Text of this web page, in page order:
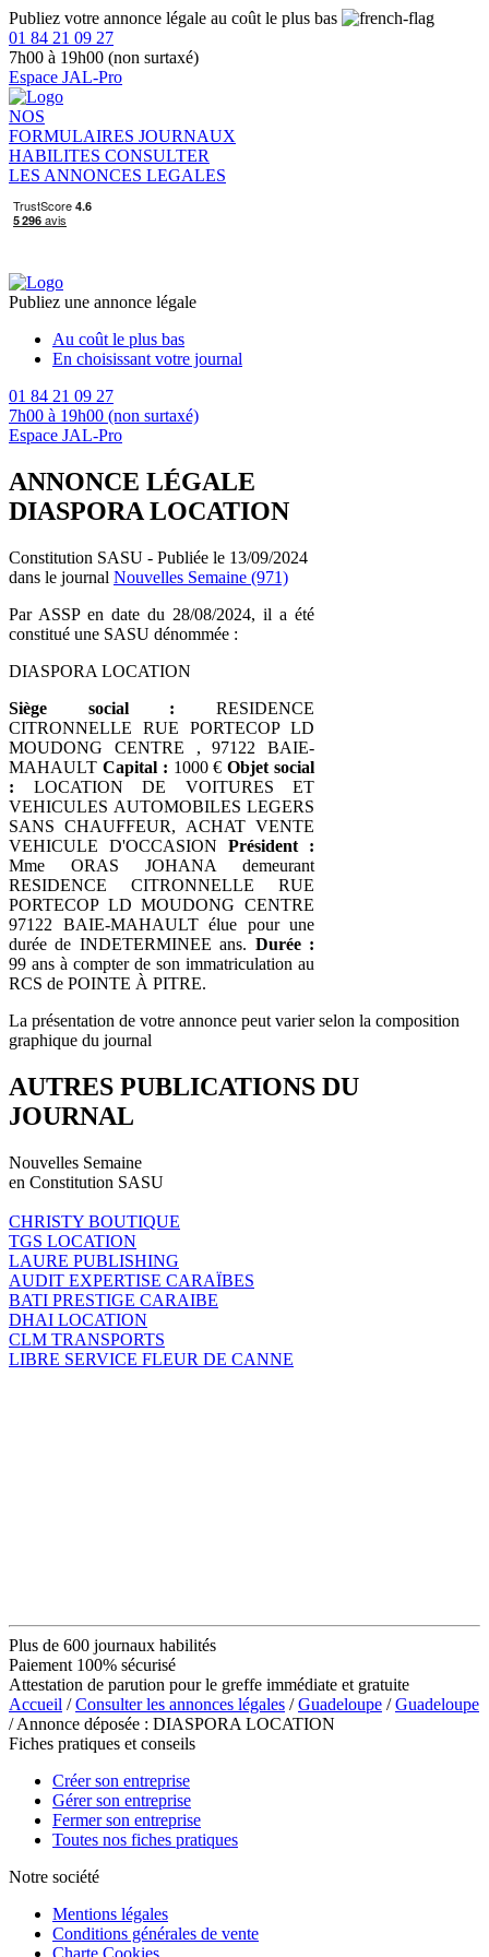
Publiez votre annonce légale au coût le plus bas
01 84 21 09 27
7h00 à 19h00 (non surtaxé)
Espace JAL-Pro
NOS
FORMULAIRES JOURNAUX
HABILITES CONSULTER
LES ANNONCES LEGALES
Publiez une annonce légale
Au coût le plus bas
En choisissant votre journal
01 84 21 09 27
7h00 à 19h00 (non surtaxé)
Espace JAL-Pro
ANNONCE LÉGALE
DIASPORA LOCATION
Constitution SASU - Publiée le 13/09/2024
dans le journal Nouvelles Semaine (971)
Par ASSP en date du 28/08/2024, il a été
constitué une SASU dénommée :
DIASPORA LOCATION
Siège social : RESIDENCE
CITRONNELLE RUE PORTECOP LD
MOUDONG CENTRE , 97122 BAIE-
MAHAULT Capital : 1000 €Objet social
: LOCATION DE VOITURES ET
VEHICULES AUTOMOBILES LEGERS
SANS CHAUFFEUR, ACHAT VENTE
VEHICULE D'OCCASION Président :
Mme ORAS JOHANA demeurant
RESIDENCE CITRONNELLE RUE
PORTECOP LD MOUDONG CENTRE
97122 BAIE-MAHAULT élue pour une
durée de INDETERMINEE ans. Durée :
99 ans à compter de son immatriculation au
RCS de POINTE À PITRE.
La présentation de votre annonce peut varier selon la composition
graphique du journal
AUTRES PUBLICATIONS DU
JOURNAL
Nouvelles Semaine
en Constitution SASU
CHRISTY BOUTIQUE
TGS LOCATION
LAURE PUBLISHING
AUDIT EXPERTISE CARAÏBES
BATI PRESTIGE CARAIBE
DHAI LOCATION
CLM TRANSPORTS
LIBRE SERVICE FLEUR DE CANNE
Plus de 600 journaux habilités
Paiement 100% sécurisé
Attestation de parution pour le greffe immédiate et gratuite
Accueil /Consulter les annonces légales /Guadeloupe /Guadeloupe
/ Annonce déposée : DIASPORA LOCATION
Fiches pratiques et conseils
Créer son entreprise
Gérer son entreprise
Fermer son entreprise
Toutes nos fiches pratiques
Notre société
Mentions légales
Conditions générales de vente
Charte Cookies